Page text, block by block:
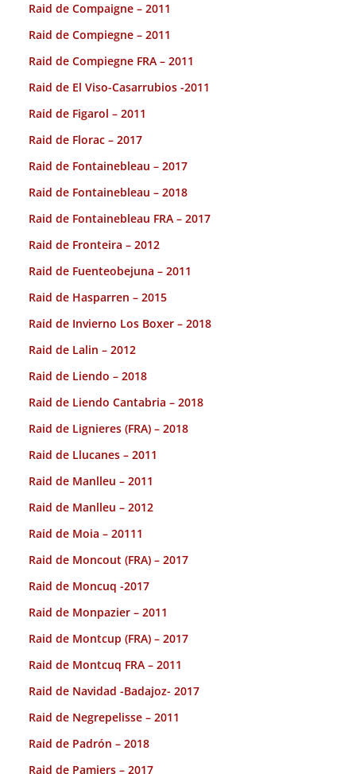
Raid de Compaigne – 2011
Raid de Compiegne – 2011
Raid de Compiegne FRA – 2011
Raid de El Viso-Casarrubios -2011
Raid de Figarol – 2011
Raid de Florac – 2017
Raid de Fontainebleau – 2017
Raid de Fontainebleau – 2018
Raid de Fontainebleau FRA – 2017
Raid de Fronteira – 2012
Raid de Fuenteobejuna – 2011
Raid de Hasparren – 2015
Raid de Invierno Los Boxer – 2018
Raid de Lalin – 2012
Raid de Liendo – 2018
Raid de Liendo Cantabria – 2018
Raid de Lignieres (FRA) – 2018
Raid de Llucanes – 2011
Raid de Manlleu – 2011
Raid de Manlleu – 2012
Raid de Moia – 20111
Raid de Moncout (FRA) – 2017
Raid de Moncuq -2017
Raid de Monpazier – 2011
Raid de Montcup (FRA) – 2017
Raid de Montcuq FRA – 2011
Raid de Navidad -Badajoz- 2017
Raid de Negrepelisse – 2011
Raid de Padrón – 2018
Raid de Pamiers – 2017